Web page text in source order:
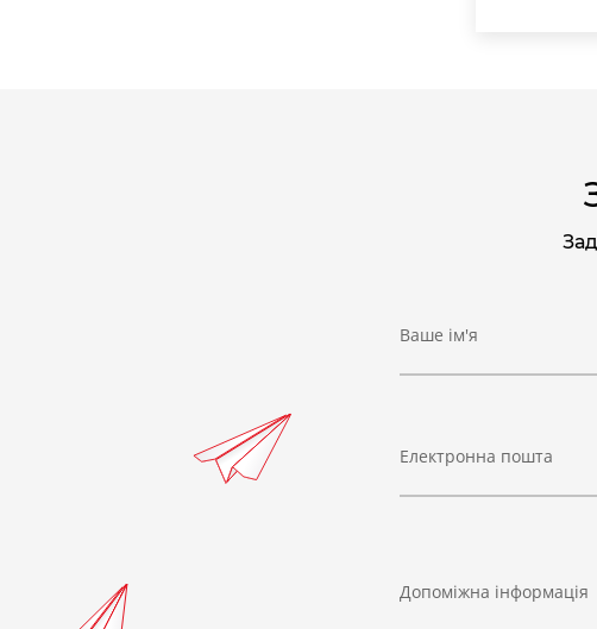
Ваше ім'я
Електронна пошта
Допоміжна інформація